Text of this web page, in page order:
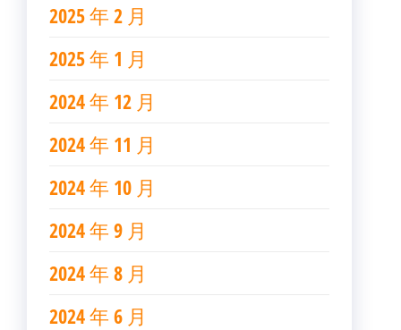
2025 年 2 月
2025 年 1 月
2024 年 12 月
2024 年 11 月
2024 年 10 月
2024 年 9 月
2024 年 8 月
2024 年 6 月